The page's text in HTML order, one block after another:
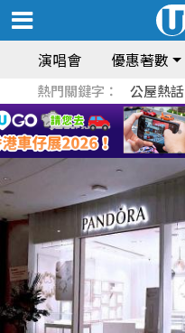
演唱會 優惠著數
熱門關鍵字： 公屋熱話